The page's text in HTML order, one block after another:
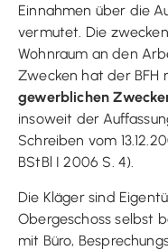
Einnahmen über die
vermutet. Die
Wohnraum an den
Zwecken hat der BFH
gewerblichen
insoweit der
Schreiben vom
BStBl I 2006 S. 4).
Die Kläger sind
Obergeschoss selbst
mit Büro,